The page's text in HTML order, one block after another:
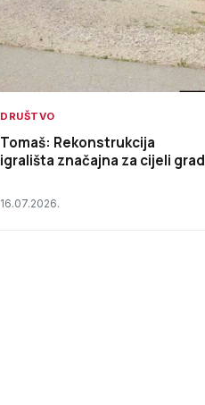
DRUŠTVO
Tomaš: Rekonstrukcija
igrališta značajna za cijeli grad
16.07.2026.